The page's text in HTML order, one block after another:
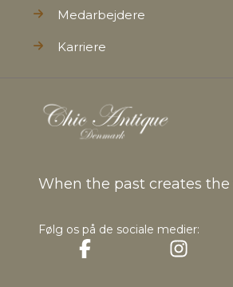
Medarbejdere
Karriere
When the past creates the
Følg os på de sociale medier: